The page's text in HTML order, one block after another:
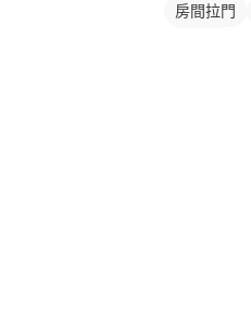
房間拉門